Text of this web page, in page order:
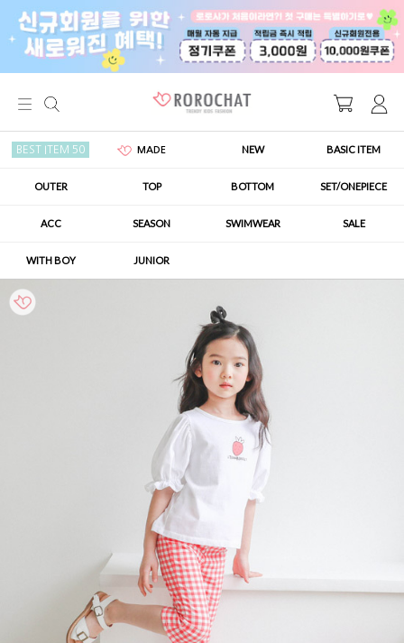
BEST ITEM 50 MADE NEW BASIC ITEM
OUTER TOP BOTTOM SET/ONEPIECE
ACC SEASON SWIMWEAR SALE
WITH BOY JUNIOR